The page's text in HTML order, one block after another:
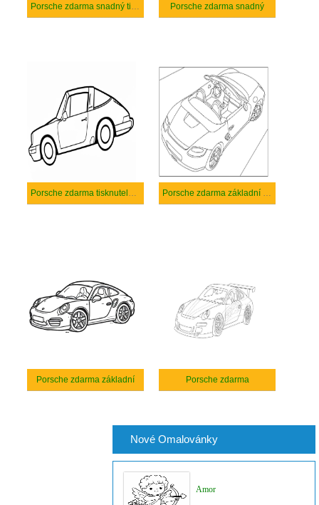
Porsche zdarma snadný tisknutelné Porsche zdarma snadný
Porsche zdarma tisknutelné pro děti Porsche zdarma základní tisknutelné
Porsche zdarma základní Porsche zdarma
Nové Omalovánky
Amor